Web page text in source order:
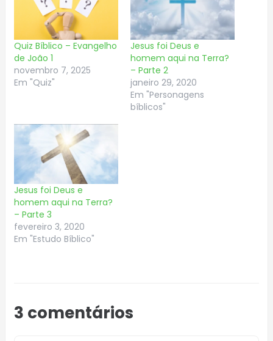
Quiz Bíblico – Evangelho
de João 1
novembro 7, 2025
Em "Quiz"
Jesus foi Deus e
homem aqui na Terra?
– Parte 2
janeiro 29, 2020
Em "Personagens
bíblicos"
Jesus foi Deus e
homem aqui na Terra?
– Parte 3
fevereiro 3, 2020
Em "Estudo Bíblico"
3 comentários